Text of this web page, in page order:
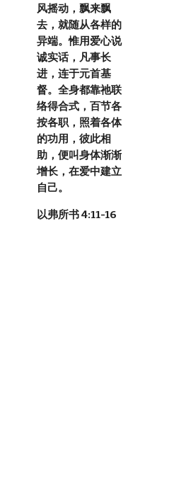
风摇动，飘来飘
去，就随从各样的
异端。惟用爱心说
诚实话，凡事长
进，连于元首基
督。全身都靠祂联
络得合式，百节各
按各职，照着各体
的功用，彼此相
助，便叫身体渐渐
增长，在爱中建立
自己。
以弗所书 4:11-16